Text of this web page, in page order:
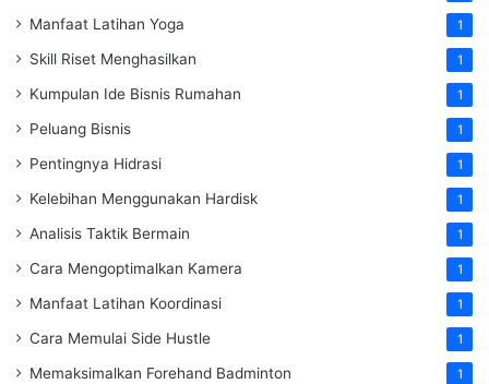
Manfaat Latihan Yoga 1
Skill Riset Menghasilkan 1
Kumpulan Ide Bisnis Rumahan 1
Peluang Bisnis 1
Pentingnya Hidrasi 1
Kelebihan Menggunakan Hardisk 1
Analisis Taktik Bermain 1
Cara Mengoptimalkan Kamera 1
Manfaat Latihan Koordinasi 1
Cara Memulai Side Hustle 1
Memaksimalkan Forehand Badminton 1